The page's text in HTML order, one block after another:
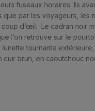
fuseaux horaires. Ils
par les voyageurs,
d’œil. Le cadran
l’on retrouve sur le
tournante
brun, en caoutchouc